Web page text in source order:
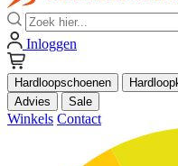
Zoek
Inloggen
Hardloopschoenen
Advies
Sale
Winkels Contact